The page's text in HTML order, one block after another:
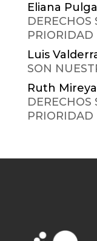
Eliana
DERECHOS
PRIORIDAD
Luis
SON
Ruth
DERECHOS
PRIORIDAD